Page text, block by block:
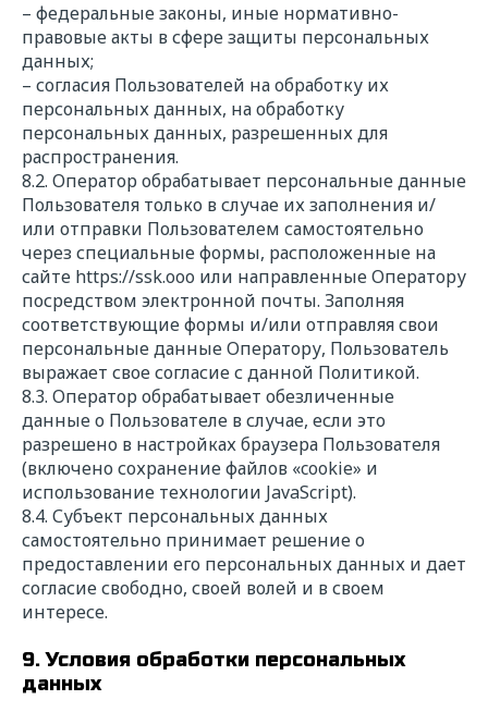
– федеральные законы, иные нормативно-
правовые акты в сфере защиты персональных
данных;
– согласия Пользователей на обработку их
персональных данных, на обработку
персональных данных, разрешенных для
распространения.
8.2. Оператор обрабатывает персональные данные
Пользователя только в случае их заполнения и/
или отправки Пользователем самостоятельно
через специальные формы, расположенные на
сайте https://ssk.ooo или направленные Оператору
посредством электронной почты. Заполняя
соответствующие формы и/или отправляя свои
персональные данные Оператору, Пользователь
выражает свое согласие с данной Политикой.
8.3. Оператор обрабатывает обезличенные
данные о Пользователе в случае, если это
разрешено в настройках браузера Пользователя
(включено сохранение файлов «cookie» и
использование технологии JavaScript).
8.4. Субъект персональных данных
самостоятельно принимает решение о
предоставлении его персональных данных и дает
согласие свободно, своей волей и в своем
интересе.
9. Условия обработки персональных
данных